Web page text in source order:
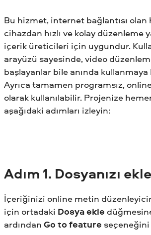
Bu hizmet, internet bağlantısı
cihazdan hızlı ve kolay düzenleme
içerik üreticileri için uygundur.
arayüzü sayesinde, video
başlayanlar bile anında
Ayrıca tamamen programsız,
olarak kullanılabilir. Projenize
aşağıdaki adımları izleyin:
Adım 1. Dosyanızı
İçeriğinizi online metin
için ortadaki Dosya ekle
ardından Go to feature seçeneğini